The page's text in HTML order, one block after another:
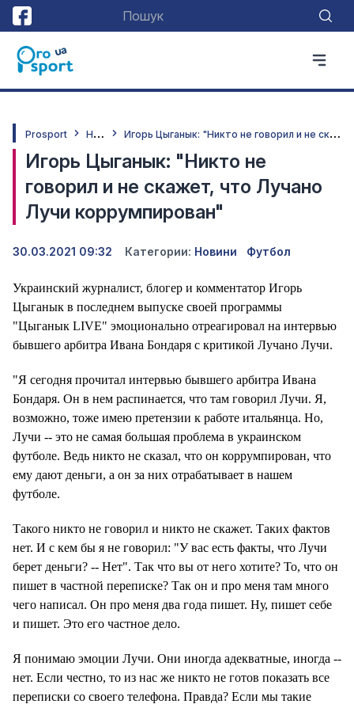
Prosport Н
овини И
горь Цыганык: "Никто не говорил и не скажет, что Лучано Лучи коррумпирован"
Игорь Цыганык: "Никто не
говорил и не скажет, что Лучано
Лучи коррумпирован"
30.03.2021 09:32 Категории: Новини Футбол
Украинский журналист, блогер и комментатор Игорь
Цыганык в последнем выпуске своей программы
"Цыганык LIVE" эмоционально отреагировал на интервью
бывшего арбитра Ивана Бондаря с критикой Лучано Лучи.
"Я сегодня прочитал интервью бывшего арбитра Ивана
Бондаря. Он в нем распинается, что там говорил Лучи. Я,
возможно, тоже имею претензии к работе итальянца. Но,
Лучи -- это не самая большая проблема в украинском
футболе. Ведь никто не сказал, что он коррумпирован, что
ему дают деньги, а он за них отрабатывает в нашем
футболе.
Такого никто не говорил и никто не скажет. Таких фактов
нет. И с кем бы я не говорил: "У вас есть факты, что Лучи
берет деньги? -- Нет". Так что вы от него хотите? То, что он
пишет в частной переписке? Так он и про меня там много
чего написал. Он про меня два года пишет. Ну, пишет себе
и пишет. Это его частное дело.
Я понимаю эмоции Лучи. Они иногда адекватные, иногда --
нет. Если честно, то из нас же никто не готов показать все
переписки со своего телефона. Правда? Если мы такие